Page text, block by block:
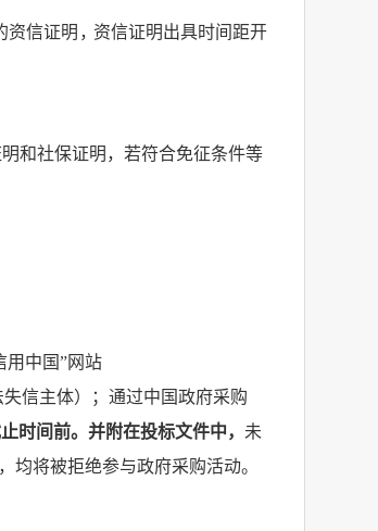
资信证明 ， 资信证明出具时间距开
和社保证明 ， 若符合免征条件等
用中国”网站
信主体）；通过中国政府采购
时间前。并附在投标文件中， 未
将被拒绝参与政府采购活动。